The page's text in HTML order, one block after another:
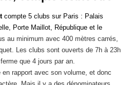
compte 5 clubs sur Paris : Palais
Porte Maillot, République et le
au minimum avec 400 mètres carrés,
Les clubs sont ouverts de 7h à 23h
que 4 jours par an.
rapport avec son volume, et donc